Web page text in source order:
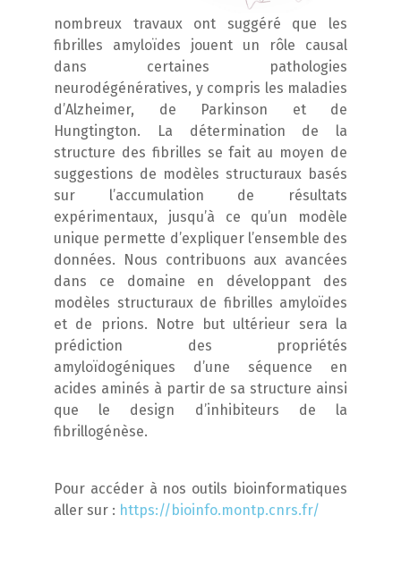
nombreux travaux ont suggéré que les
fibrilles amyloïdes jouent un rôle causal
dans certaines pathologies
neurodégénératives, y compris les maladies
d’Alzheimer, de Parkinson et de
Hungtington. La détermination de la
structure des fibrilles se fait au moyen de
suggestions de modèles structuraux basés
sur l’accumulation de résultats
expérimentaux, jusqu’à ce qu’un modèle
unique permette d’expliquer l’ensemble des
données. Nous contribuons aux avancées
dans ce domaine en développant des
modèles structuraux de fibrilles amyloïdes
et de prions. Notre but ultérieur sera la
prédiction des propriétés
amyloïdogéniques d’une séquence en
acides aminés à partir de sa structure ainsi
que le design d’inhibiteurs de la
fibrillogénèse.
Pour accéder à nos outils bioinformatiques
aller sur : https://bioinfo.montp.cnrs.fr/